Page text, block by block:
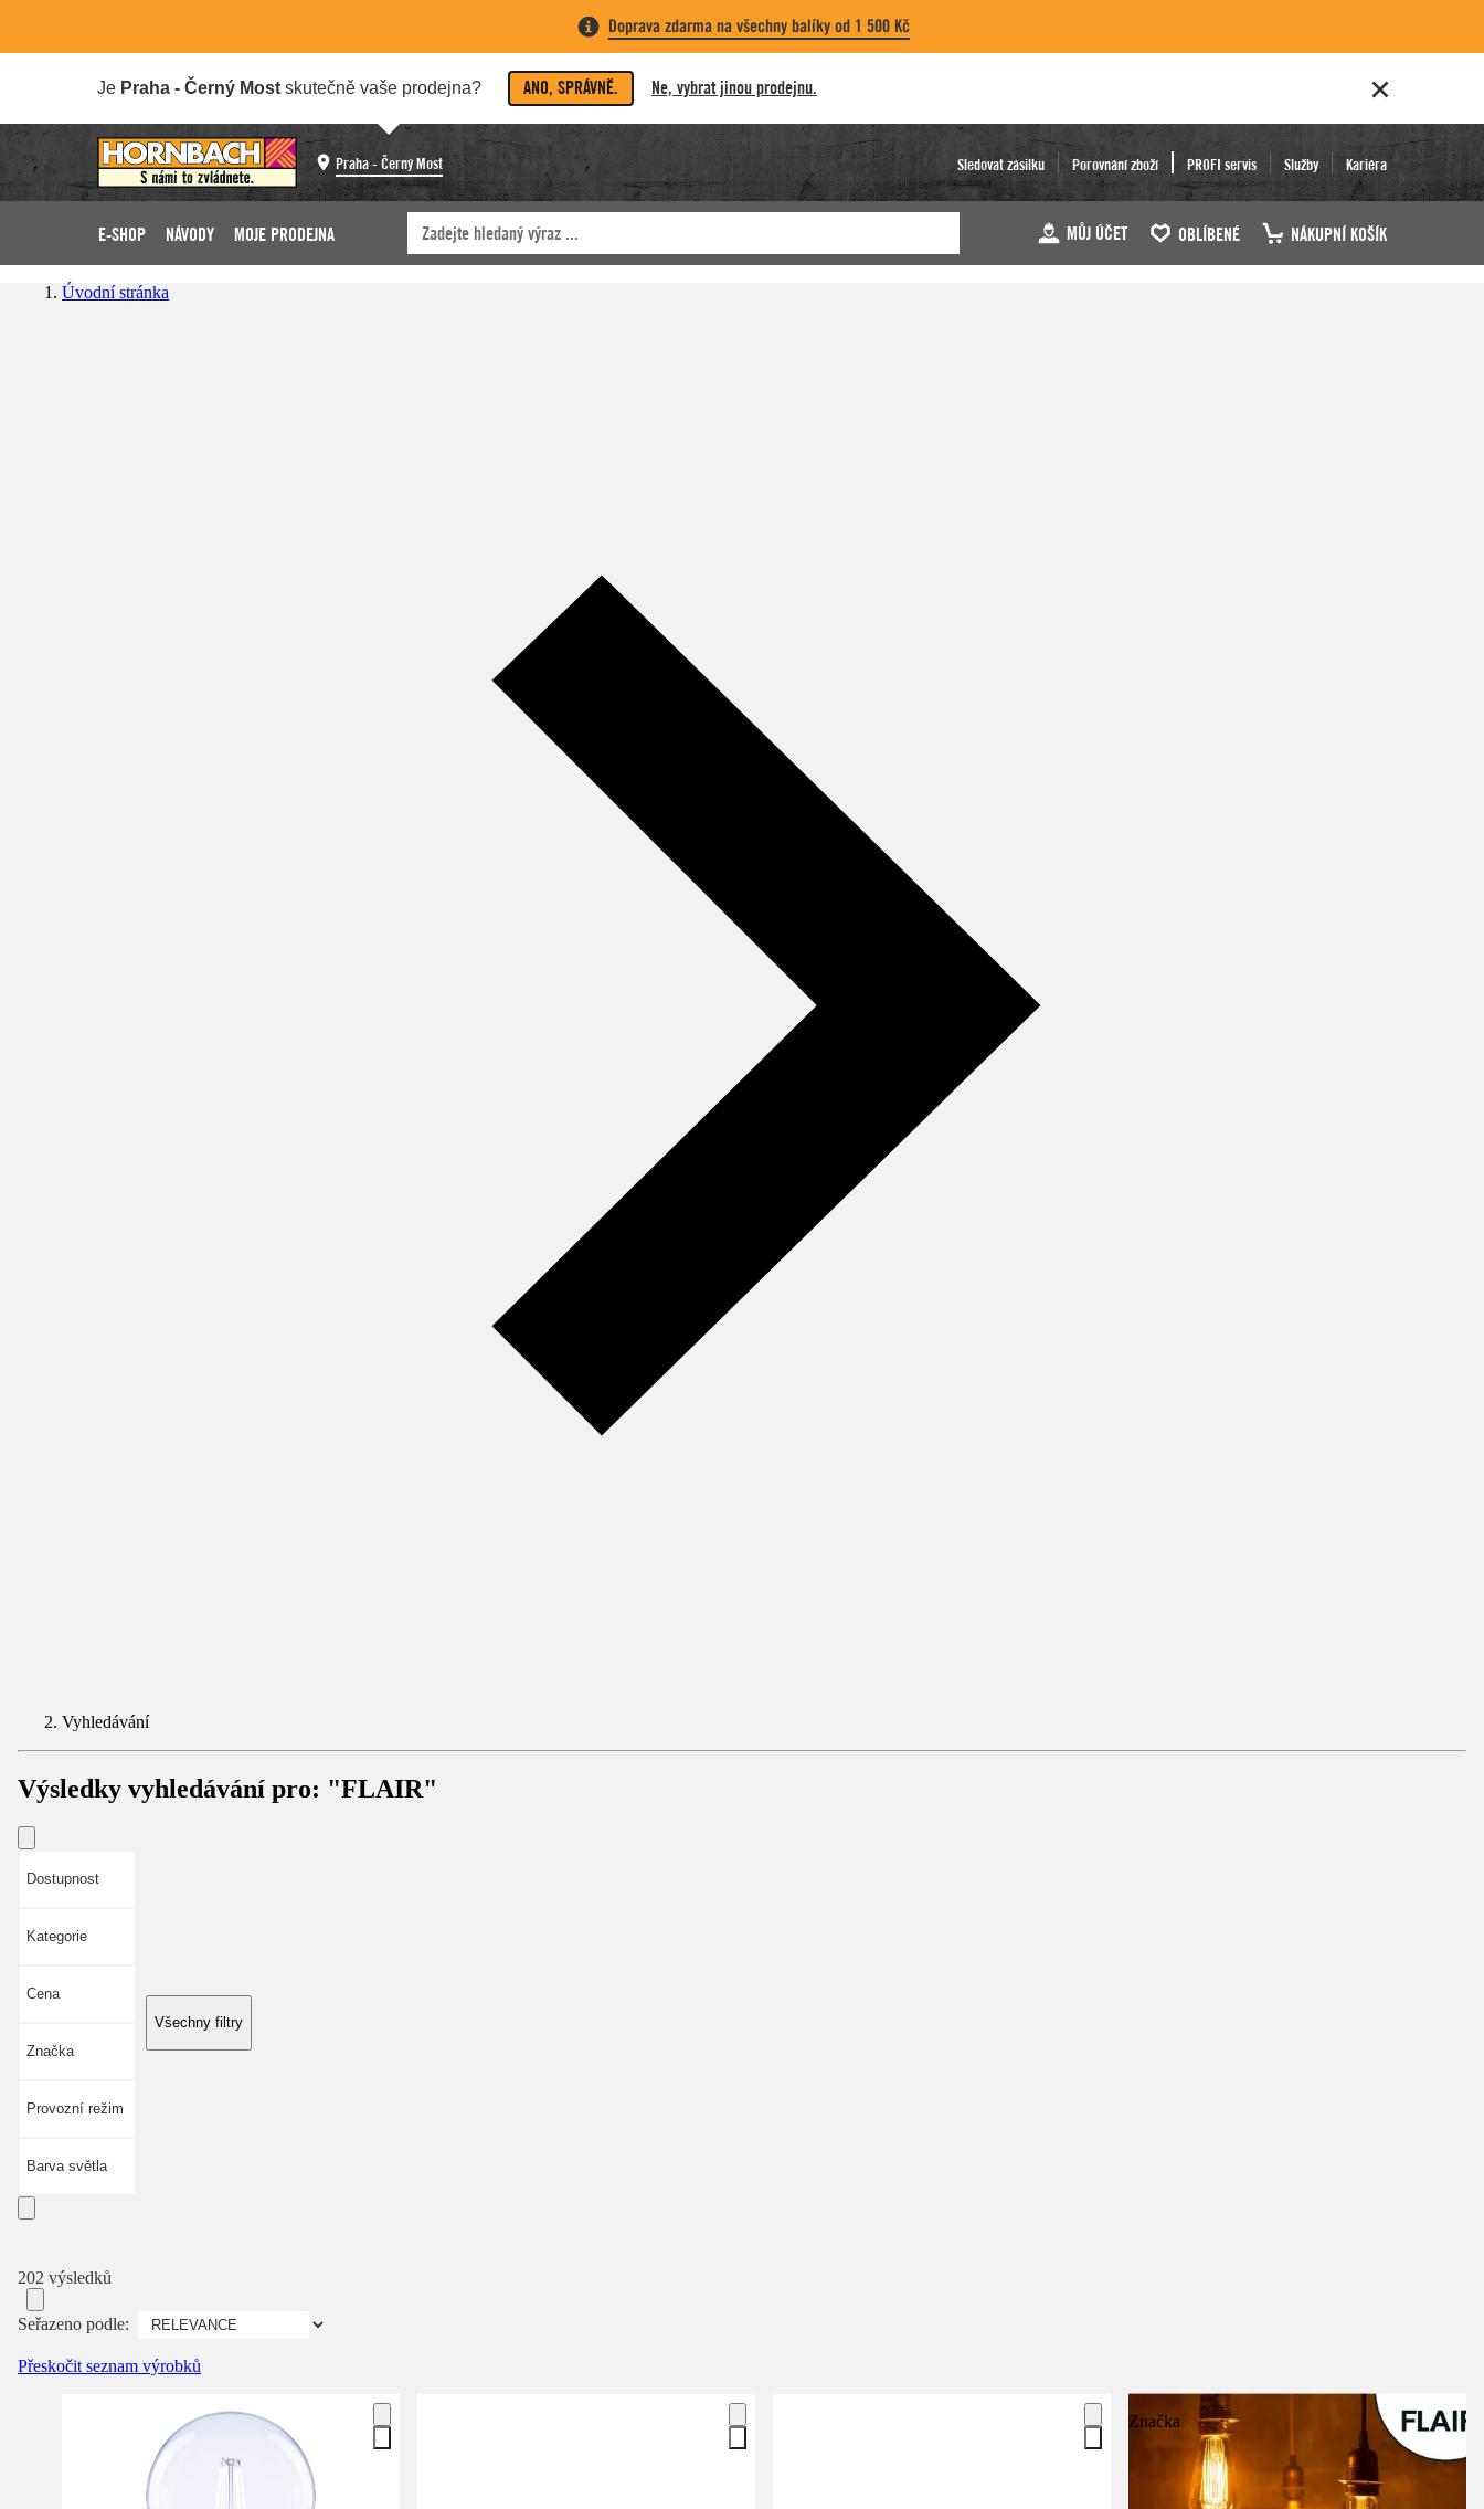
Doprava zdarma na všechny balíky od 1 500 Kč
Je Praha - Černý Most skutečně vaše prodejna? ANO, SPRÁVNĚ. Ne, vybrat jinou prodejnu.
Praha - Černý Most Sledovat zásilku Porovnání zboží PROFI servis Služby Kariéra
E-SHOP NÁVODY MOJE PRODEJNA MŮJ ÚČET OBLÍBENÉ NÁKUPNÍ KOŠÍK
Úvodní stránka
Vyhledávání
Výsledky vyhledávání pro: "FLAIR"
Dostupnost
Kategorie
Cena
Značka
Provozní režim
Barva světla
Všechny filtry
202 výsledků
Seřazeno podle:
Přeskočit seznam výrobků
Značka